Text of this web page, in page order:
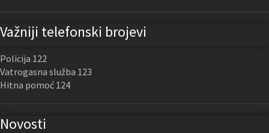
Važniji telefonski brojevi
Policija 122
Vatrogasna služba 123
Hitna pomoć 124
Novosti